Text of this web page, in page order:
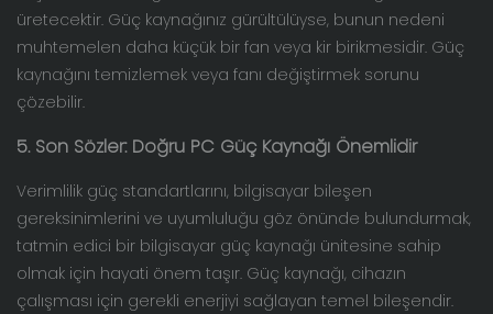
üretecektir. Güç kaynağınız gürültülüyse, bunun nedeni
muhtemelen daha küçük bir fan veya kir birikmesidir. Güç
kaynağını temizlemek veya fanı değiştirmek sorunu
çözebilir.
5. Son Sözler: Doğru PC Güç Kaynağı Önemlidir
Verimlilik güç standartlarını, bilgisayar bileşen
gereksinimlerini ve uyumluluğu göz önünde bulundurmak,
tatmin edici bir bilgisayar güç kaynağı ünitesine sahip
olmak için hayati önem taşır. Güç kaynağı, cihazın
çalışması için gerekli enerjiyi sağlayan temel bileşendir.